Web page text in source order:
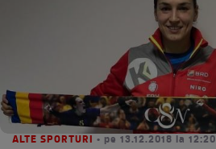
ALTE SPORTURI • pe 13.12.2018 la 12:20